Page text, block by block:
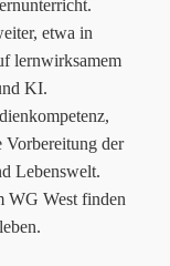
etwa in
lernwirksamem
KI.
Vorbereitung der
Lebenswelt.
WG West finden